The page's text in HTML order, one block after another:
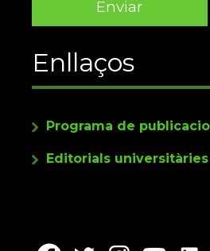
Enllaços
Programa de
Editorials